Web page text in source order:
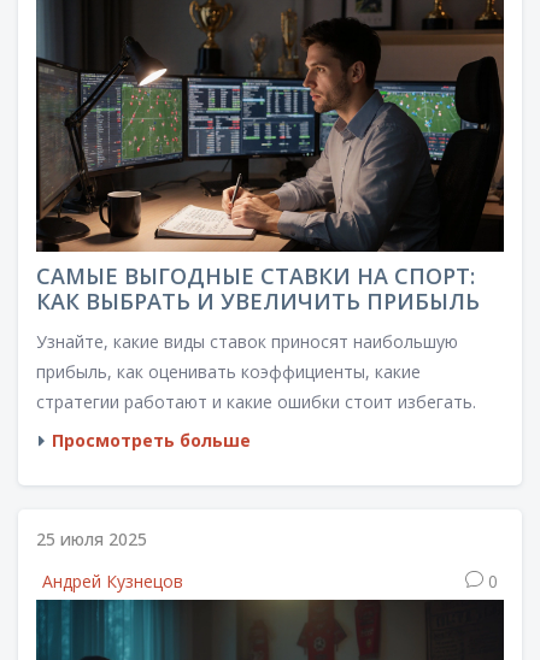
САМЫЕ ВЫГОДНЫЕ СТАВКИ НА СПОРТ:
КАК ВЫБРАТЬ И УВЕЛИЧИТЬ ПРИБЫЛЬ
Узнайте, какие виды ставок приносят наибольшую
прибыль, как оценивать коэффициенты, какие
стратегии работают и какие ошибки стоит избегать.
Просмотреть больше
25 июля 2025
Андрей Кузнецов
0